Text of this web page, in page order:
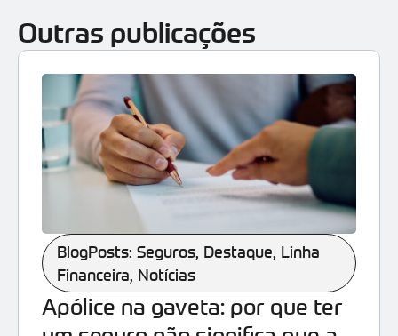
Outras publicações
BlogPosts: Seguros, Destaque, Linha
Financeira, Notícias
Apólice na gaveta: por que ter